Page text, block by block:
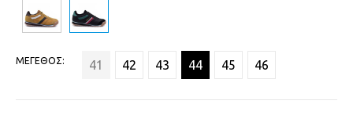
ΜΕΓΕΘΟΣ 41 42 43 44 45 46